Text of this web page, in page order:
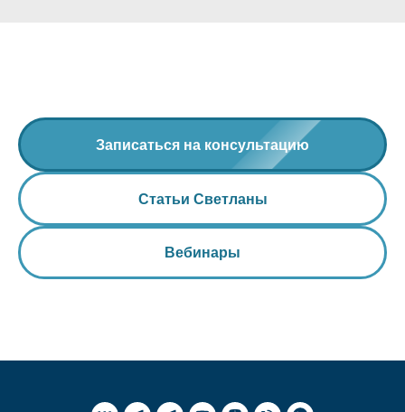
Записаться на консультацию
Статьи Светланы
Вебинары